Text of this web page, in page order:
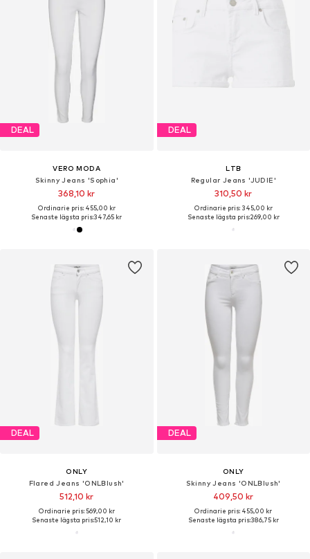
DEAL
VERO MODA
Skinny Jeans 'Sophia'
368,10 kr
Ordinarie pris: 455,00 kr
Senaste lägsta pris:347,65 kr
DEAL
LTB
Regular Jeans 'JUDIE'
310,50 kr
Ordinarie pris: 345,00 kr
Senaste lägsta pris:269,00 kr
DEAL
ONLY
Flared Jeans 'ONLBlush'
512,10 kr
Ordinarie pris: 569,00 kr
Senaste lägsta pris:512,10 kr
DEAL
ONLY
Skinny Jeans 'ONLBlush'
409,50 kr
Ordinarie pris: 455,00 kr
Senaste lägsta pris:386,75 kr